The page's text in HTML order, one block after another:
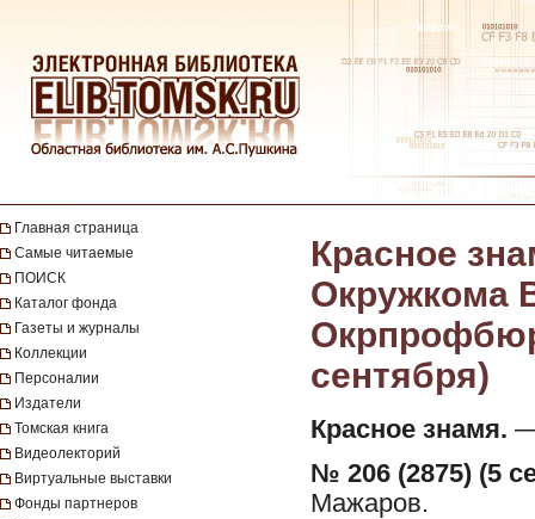
Главная страница
Самые читаемые
ПОИСК
Каталог фонда
Газеты и журналы
Коллекции
Персоналии
Издатели
Томская книга
Видеолекторий
Виртуальные выставки
Фонды партнеров
Красное
Окружкома
сентября)
Красное знамя. —
№ 206 (2875) (5
Мажаров.